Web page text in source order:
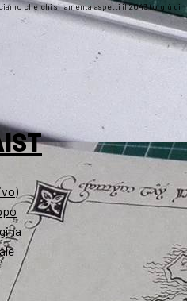
che chi si lamenta aspetti il 2043 (o giù di